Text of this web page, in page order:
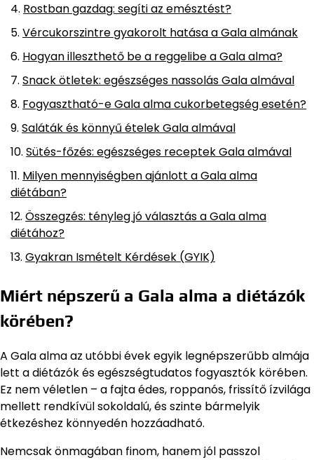
Rostban gazdag: segíti az emésztést?
Vércukorszintre gyakorolt hatása a Gala almának
Hogyan illeszthető be a reggelibe a Gala alma?
Snack ötletek: egészséges nassolás Gala almával
Fogyasztható-e Gala alma cukorbetegség esetén?
Saláták és könnyű ételek Gala almával
Sütés-főzés: egészséges receptek Gala almával
Milyen mennyiségben ajánlott a Gala alma
diétában?
Összegzés: tényleg jó választás a Gala alma
diétához?
Gyakran Ismételt Kérdések (GYIK)
Miért népszerű a Gala alma a diétázók
körében?
A Gala alma az utóbbi évek egyik legnépszerűbb almája
lett a diétázók és egészségtudatos fogyasztók körében.
Ez nem véletlen – a fajta édes, roppanós, frissítő ízvilága
mellett rendkívül sokoldalú, és szinte bármelyik
étkezéshez könnyedén hozzáadható.
Nemcsak önmagában finom, hanem jól passzol